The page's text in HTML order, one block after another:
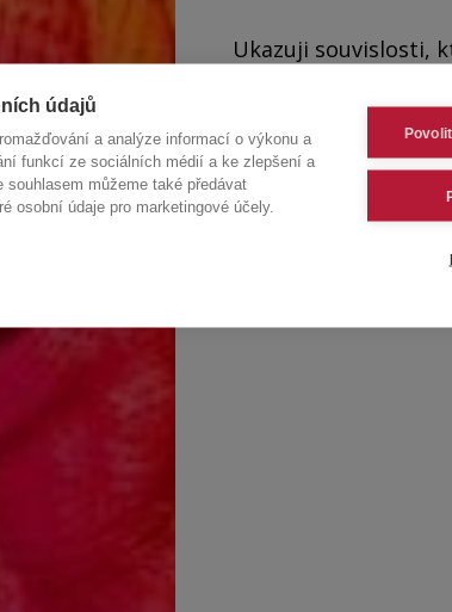
údajů
a analýze informací o výkonu a
funkcí ze sociálních médií a ke zlepšení a
souhlasem můžeme také předávat
osobní údaje pro marketingové účely.
Ukazuji souvislosti,
A vedu k
KONTAKTUJTE MĚ